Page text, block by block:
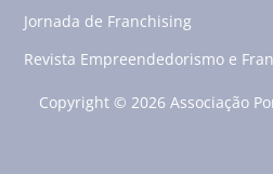
Jornada de Franchising
Revista Empreendedorismo e
Copyright © 2026 Associação